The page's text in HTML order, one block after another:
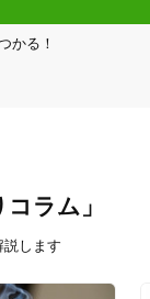
かる！
ラム」
します